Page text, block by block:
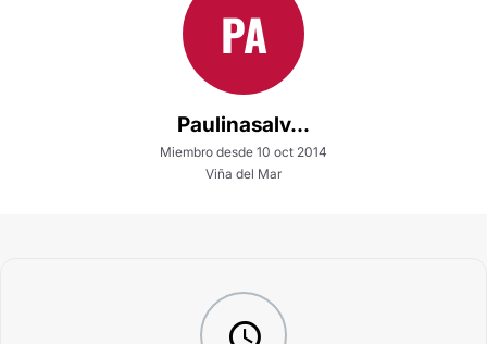
PA
Paulinasalv...
Miembro desde 10 oct 2014
Viña del Mar